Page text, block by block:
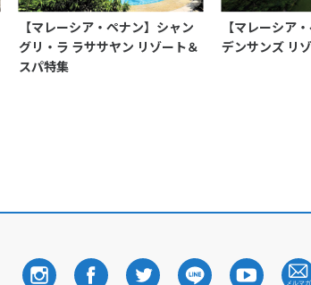
【マレーシア・ペナン】シャン
グリ・ラ ラササヤン リゾート＆
スパ特集
【マレーシア
デンサンズ リ